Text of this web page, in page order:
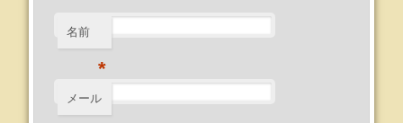
名前
*
メール